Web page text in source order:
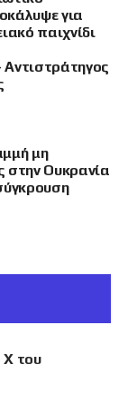
για
παιχνίδι
Αντιστράτηγος
μη
στην Ουκρανία
του